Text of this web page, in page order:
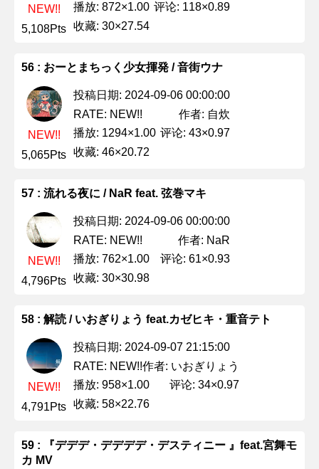
NEW!!
5,108Pts
播放: 872×1.00 评论: 118×0.89
收藏: 30×27.54
56 : おーとまちっく少女揮発 / 音街ウナ
NEW!!
5,065Pts
投稿日期: 2024-09-06 00:00:00
RATE: NEW!!
作者: 自炊
播放: 1294×1.00 评论: 43×0.97
收藏: 46×20.72
57 : 流れる夜に / NaR feat. 弦巻マキ
NEW!!
4,796Pts
投稿日期: 2024-09-06 00:00:00
RATE: NEW!!
作者: NaR
播放: 762×1.00
评论: 61×0.93
收藏: 30×30.98
58 : 解読 / いおぎりょう feat.カゼヒキ・重音テト
NEW!!
4,791Pts
投稿日期: 2024-09-07 21:15:00
RATE: NEW!!作者: いおぎりょう
播放: 958×1.00
评论: 34×0.97
收藏: 58×22.76
59 : 『デデデ・デデデデ・デスティニー 』feat.宮舞モ
カ MV